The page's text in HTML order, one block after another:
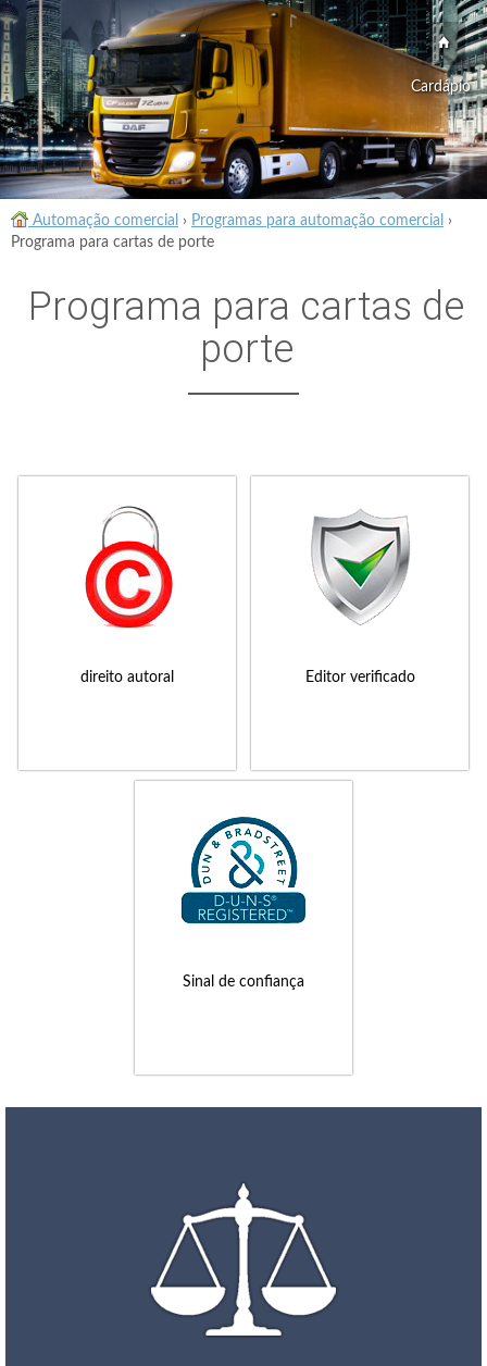
Cardápio
Automação comercial › Programas para automação comercial
›
Programa para cartas de porte
Programa para cartas de
porte
direito autoral Editor verificado
Sinal de confiança